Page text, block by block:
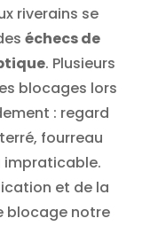
riverains se
échecs de
. Plusieurs
blocages lors
: regard
fourreau
impraticable.
et de la
blocage notre